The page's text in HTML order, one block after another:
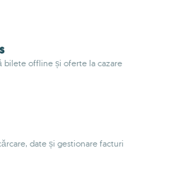
bilete offline și oferte la cazare
date și gestionare facturi